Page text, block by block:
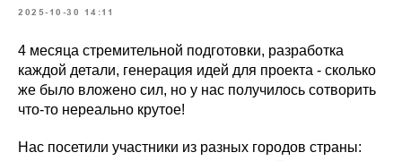
2025-10-30 14:11
4 месяца стремительной подготовки, разработка
каждой детали, генерация идей для проекта - сколько
же было вложено сил, но у нас получилось сотворить
что-то нереально крутое!
Нас посетили участники из разных городов страны: